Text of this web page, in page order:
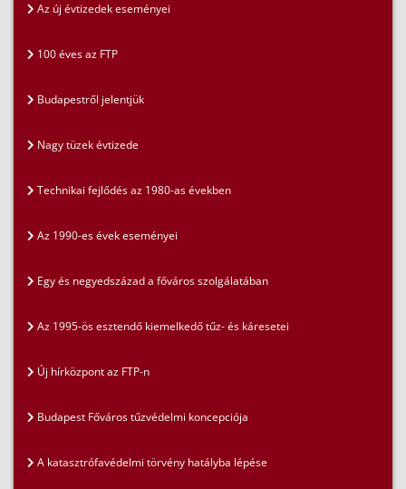
Az új évtizedek eseményei
100 éves az FTP
Budapestről jelentjük
Nagy tüzek évtizede
Technikai fejlődés az 1980-as években
Az 1990-es évek eseményei
Egy és negyedszázad a főváros szolgálatában
Az 1995-ös esztendő kiemelkedő tűz- és káresetei
Új hírközpont az FTP-n
Budapest Főváros tűzvédelmi koncepciója
A katasztrófavédelmi törvény hatályba lépése